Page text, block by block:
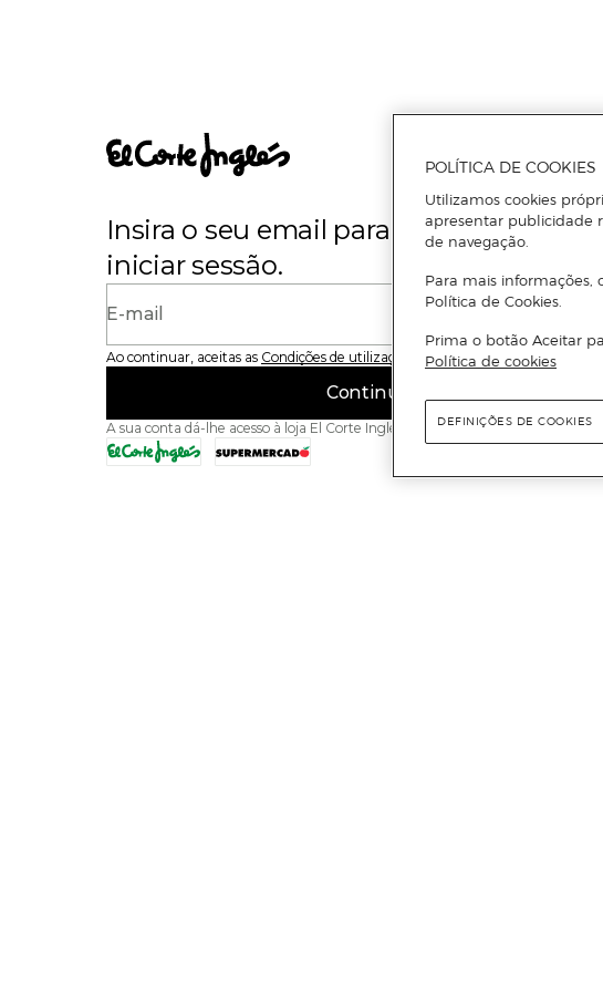
Insira o seu email para se registar ou
iniciar sessão.
E-mail
Ao continuar, aceitas as Condições de utilização do site
Continuar
A sua conta dá-lhe acesso à loja El Corte Inglés e ao Supermercado El Corte
POLÍTICA DE COOKIES
Utilizamos cookies
apresentar publicidade
de navegação.
Para mais informações,
Política de Cookies.
Prima o botão Aceitar
Política de cookies
DEFINIÇÕES DE COOKIES